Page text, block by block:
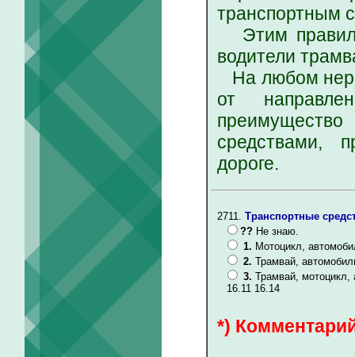
транспортным
Этим
водители
На любом
от
средствами,
дороге.
2711. Транспортные
?? Не знаю.
1. Мотоцикл,
2. Трамвай,
3. Трамвай, мотоцикл,
16.11 16.14
*)